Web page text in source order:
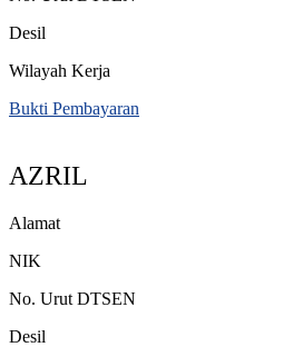
Desil
Wilayah Kerja
Bukti Pembayaran
AZRIL
Alamat
NIK
No. Urut DTSEN
Desil